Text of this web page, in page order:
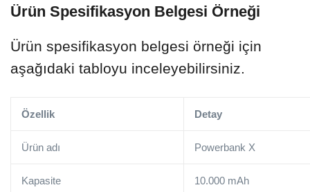
Ürün Spesifikasyon Belgesi Örneği
Ürün spesifikasyon belgesi örneği için
aşağıdaki tabloyu inceleyebilirsiniz.
Özellik Detay
Ürün adı Powerbank X
Kapasite 10.000 mAh